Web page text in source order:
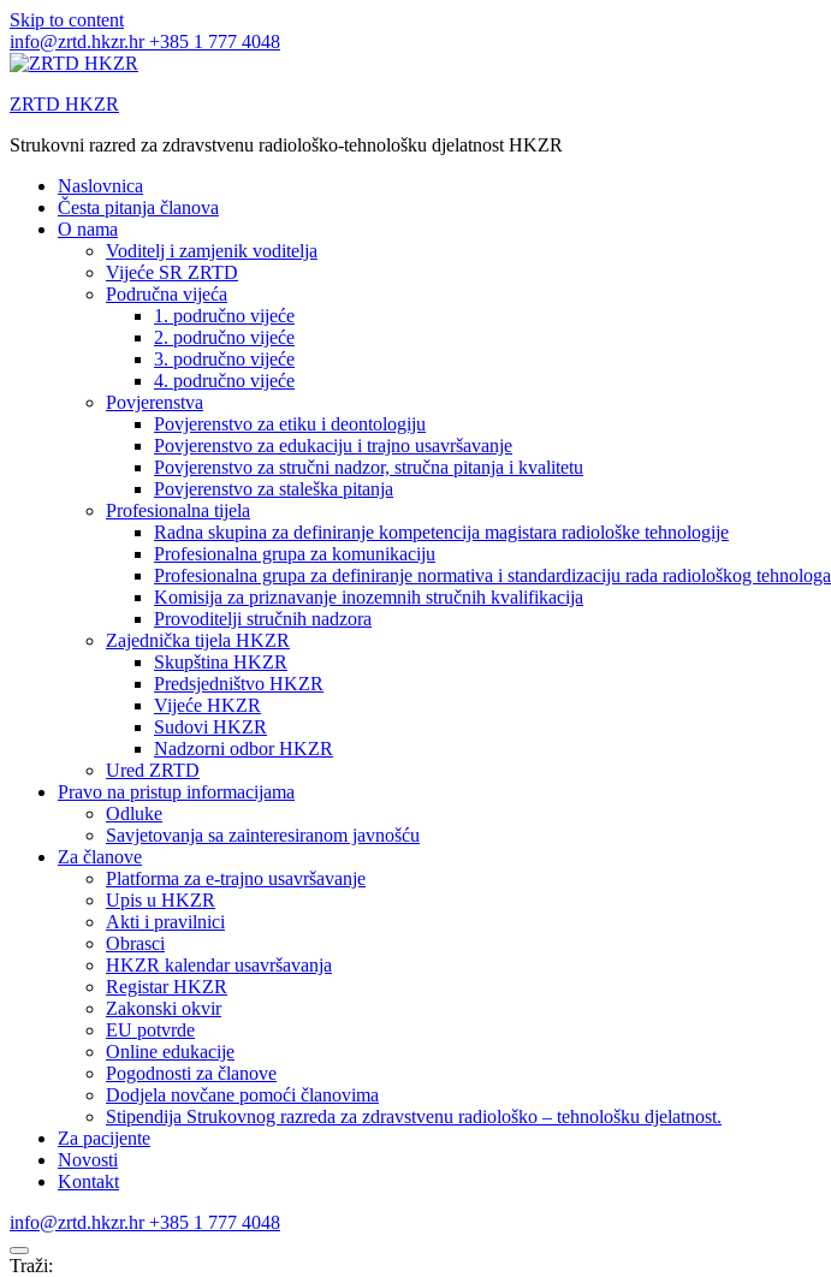
Skip to content
info@zrtd.hkzr.hr+385 1 777 4048
ZRTD HKZR
Strukovni razred za zdravstvenu radiološko-tehnološku djelatnost HKZR
Naslovnica
Česta pitanja članova
O nama
Voditelj i zamjenik voditelja
Vijeće SR ZRTD
Područna vijeća
1. područno vijeće
2. područno vijeće
3. područno vijeće
4. područno vijeće
Povjerenstva
Povjerenstvo za etiku i deontologiju
Povjerenstvo za edukaciju i trajno usavršavanje
Povjerenstvo za stručni nadzor, stručna pitanja i kvalitetu
Povjerenstvo za staleška pitanja
Profesionalna tijela
Radna skupina za definiranje kompetencija magistara radiološke tehnologije
Profesionalna grupa za komunikaciju
Profesionalna grupa za definiranje normativa i standardizaciju rada radiološkog tehnologa
Komisija za priznavanje inozemnih stručnih kvalifikacija
Provoditelji stručnih nadzora
Zajednička tijela HKZR
Skupština HKZR
Predsjedništvo HKZR
Vijeće HKZR
Sudovi HKZR
Nadzorni odbor HKZR
Ured ZRTD
Pravo na pristup informacijama
Odluke
Savjetovanja sa zainteresiranom javnošću
Za članove
Platforma za e-trajno usavršavanje
Upis u HKZR
Akti i pravilnici
Obrasci
HKZR kalendar usavršavanja
Registar HKZR
Zakonski okvir
EU potvrde
Online edukacije
Pogodnosti za članove
Dodjela novčane pomoći članovima
Stipendija Strukovnog razreda za zdravstvenu radiološko – tehnološku djelatnost.
Za pacijente
Novosti
Kontakt
info@zrtd.hkzr.hr+385 1 777 4048
Traži: